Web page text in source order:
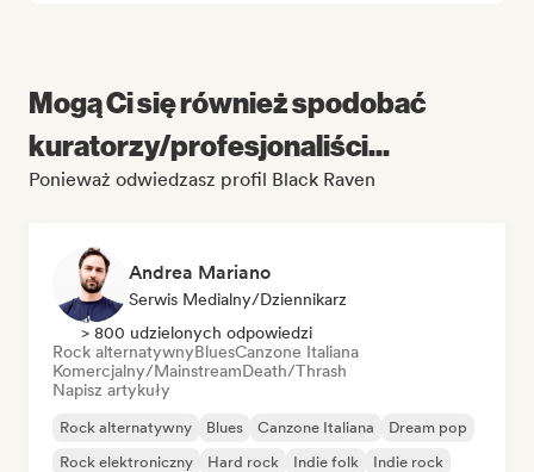
Mogą Ci się również spodobać
kuratorzy/profesjonaliści...
Ponieważ odwiedzasz profil Black Raven
Andrea Mariano
Serwis Medialny/Dziennikarz
> 800 udzielonych odpowiedzi
Rock alternatywnyBluesCanzone Italiana
Komercjalny/MainstreamDeath/Thrash
Napisz artykuły
Rock alternatywny Blues Canzone Italiana
Dream pop
Rock elektroniczny
Hard rock Indie folk Indie rock